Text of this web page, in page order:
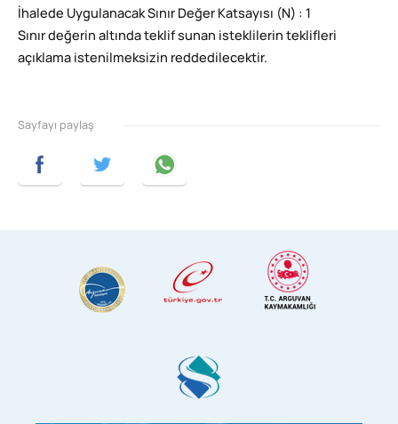
İhalede Uygulanacak Sınır Değer Katsayısı (N) : 1
Sınır değerin altında teklif sunan isteklilerin teklifleri
açıklama istenilmeksizin reddedilecektir.
Sayfayı paylaş